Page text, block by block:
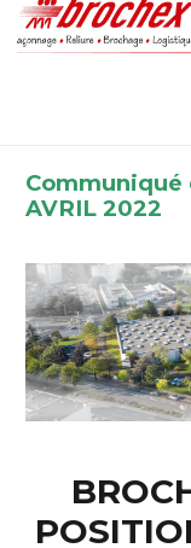
Communiqué
AVRIL 2022